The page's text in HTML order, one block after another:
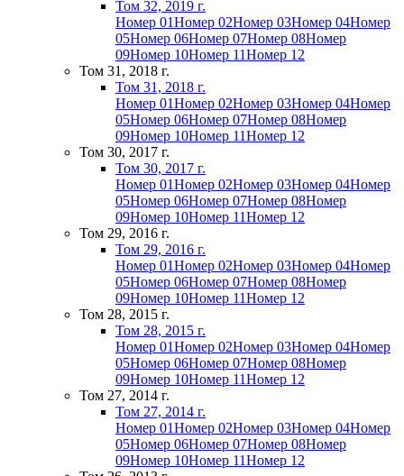
Том 32, 2019 г.
Номер 01Номер 02Номер 03Номер 04Номер
05Номер 06Номер 07Номер 08Номер
09Номер 10Номер 11Номер 12
Том 31, 2018 г.
Том 31, 2018 г.
Номер 01Номер 02Номер 03Номер 04Номер
05Номер 06Номер 07Номер 08Номер
09Номер 10Номер 11Номер 12
Том 30, 2017 г.
Том 30, 2017 г.
Номер 01Номер 02Номер 03Номер 04Номер
05Номер 06Номер 07Номер 08Номер
09Номер 10Номер 11Номер 12
Том 29, 2016 г.
Том 29, 2016 г.
Номер 01Номер 02Номер 03Номер 04Номер
05Номер 06Номер 07Номер 08Номер
09Номер 10Номер 11Номер 12
Том 28, 2015 г.
Том 28, 2015 г.
Номер 01Номер 02Номер 03Номер 04Номер
05Номер 06Номер 07Номер 08Номер
09Номер 10Номер 11Номер 12
Том 27, 2014 г.
Том 27, 2014 г.
Номер 01Номер 02Номер 03Номер 04Номер
05Номер 06Номер 07Номер 08Номер
09Номер 10Номер 11Номер 12